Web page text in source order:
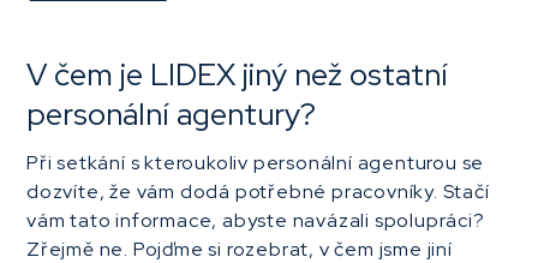
V čem je LIDEX jiný než ostatní
personální agentury?
Při setkání s kteroukoliv personální agenturou se
dozvíte, že vám dodá potřebné pracovníky. Stačí
vám tato informace, abyste navázali spolupráci?
Zřejmě ne. Pojďme si rozebrat, v čem jsme jiní